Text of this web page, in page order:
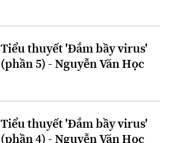
Tiểu thuyết 'Đắm bầy virus'
(phần 5) - Nguyễn Văn Học
Tiểu thuyết 'Đắm bầy virus'
(phần 4) - Nguyễn Văn Học